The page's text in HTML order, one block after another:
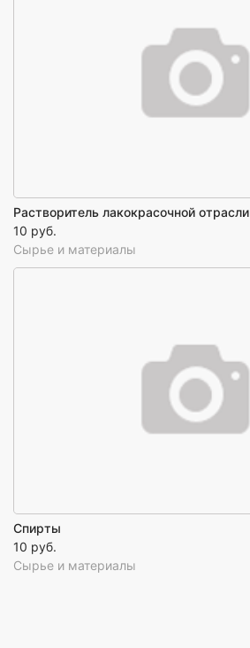
Растворитель лакокрасочной отрасли
10 руб.
Сырье и материалы
Спирты
10 руб.
Сырье и материалы